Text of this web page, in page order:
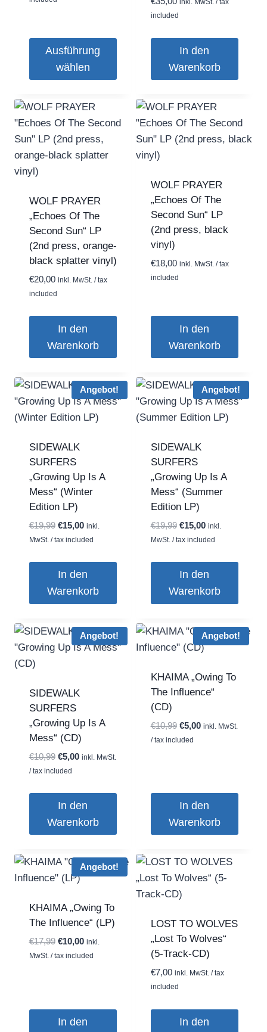
Ausführung
wählen
Produkt
weist
mehrere
Varianten
auf.
Optionen
können
auf
der
Produktseite
gewählt
werden
included
In den
Warenkorb
WOLF PRAYER
„Echoes Of The
Second Sun“ LP
(2nd press, orange-
black splatter vinyl)
€20,00 inkl. MwSt. / tax
included
In den
Warenkorb
WOLF PRAYER
„Echoes Of The
Second Sun“ LP
(2nd press, black
vinyl)
€18,00 inkl. MwSt. / tax
included
In den
Warenkorb
Angebot!
SIDEWALK
SURFERS
„Growing Up Is A
Mess“ (Winter
Edition LP)
€19,99 Ursprünglicher
Preis
€15,00Aktueller
Preis
inkl.
MwSt. / tax included
In den
Warenkorb
Angebot!
SIDEWALK
SURFERS
„Growing Up Is A
Mess“ (Summer
Edition LP)
€19,99 Ursprünglicher
Preis
€15,00Aktueller
Preis
inkl.
MwSt. / tax included
In den
Warenkorb
Angebot!
SIDEWALK
SURFERS
„Growing Up Is A
Mess“ (CD)
€10,99 Ursprünglicher
Preis
€5,00Aktueller
inkl. MwSt.
/ tax included
In den
Warenkorb
Angebot!
KHAIMA „Owing To
The Influence“
(CD)
€10,99 Ursprünglicher
Preis
€5,00Aktueller
inkl. MwSt.
/ tax included
In den
Warenkorb
Angebot!
KHAIMA „Owing To
The Influence“ (LP)
€17,99 Ursprünglicher
Preis
€10,00Aktueller
Preis
inkl.
MwSt. / tax included
In den
LOST TO WOLVES
„Lost To Wolves“
(5-Track-CD)
€7,00 inkl. MwSt. / tax
included
In den